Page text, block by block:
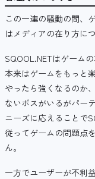
この一連の騒動の間、
はメディアの在り方に
SQOOL.NETはゲーム
本来はゲームをもっと
やったら強くなるのか
ないボスがいるがパー
ニーズに応えることで
従ってゲームの問題点
ん。
一方でユーザーが不利